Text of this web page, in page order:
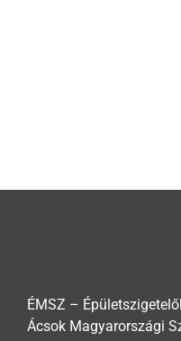
ÉMSZ –
Ácsok Magyarországi